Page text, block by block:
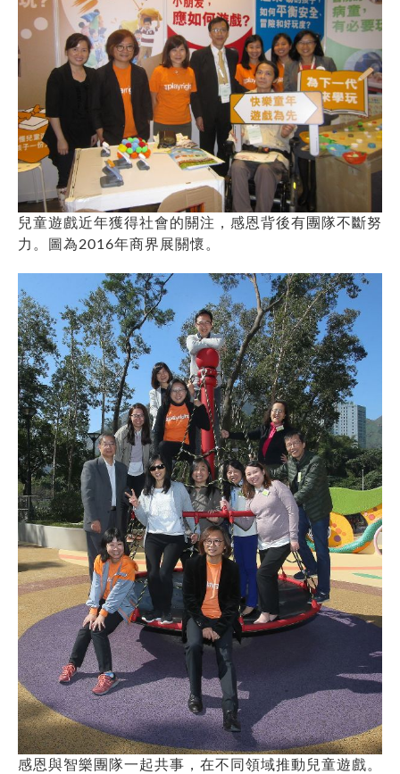
兒童遊戲近年獲得社會的關注，感恩背後有團隊不斷努
力。圖為2016年商界展關懷。
感恩與智樂團隊一起共事，在不同領域推動兒童遊戲。